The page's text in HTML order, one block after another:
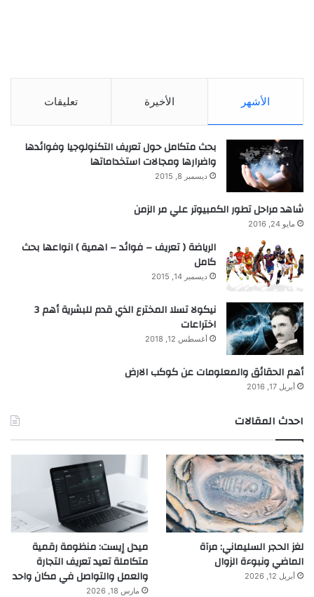
الأشهر الأخيرة تعليقات
بحث متكامل حول تعريف التكنولوجيا وفوائدها
واضرارها ومجالات استخداماتها
ديسمبر 8, 2015
شاهد مراحل تطور الكمبيوتر علي مر الزمن
مايو 24, 2016
الرياضة ( تعريف – فوائد – اهمية ) انواعها بحث
كامل
ديسمبر 14, 2015
نيكولا تسلا المخترع الذي قدم للبشرية أهم 3
اختراعات
أغسطس 12, 2018
أهم الحقائق والمعلومات عن كوكب الارض
أبريل 17, 2016
احدث المقالات
لغز الحجر السليماني: مرآة
الماضي ونبوءة الزوال
أبريل 12, 2026
ميدل إيست: منظومة رقمية
متكاملة تعيد تعريف التجارة
والعمل والتواصل في مكان واحد
مارس 18, 2026